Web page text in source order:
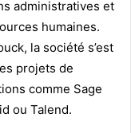
administratives et
humaines.
la société s’est
projets de
comme Sage
ou Talend.